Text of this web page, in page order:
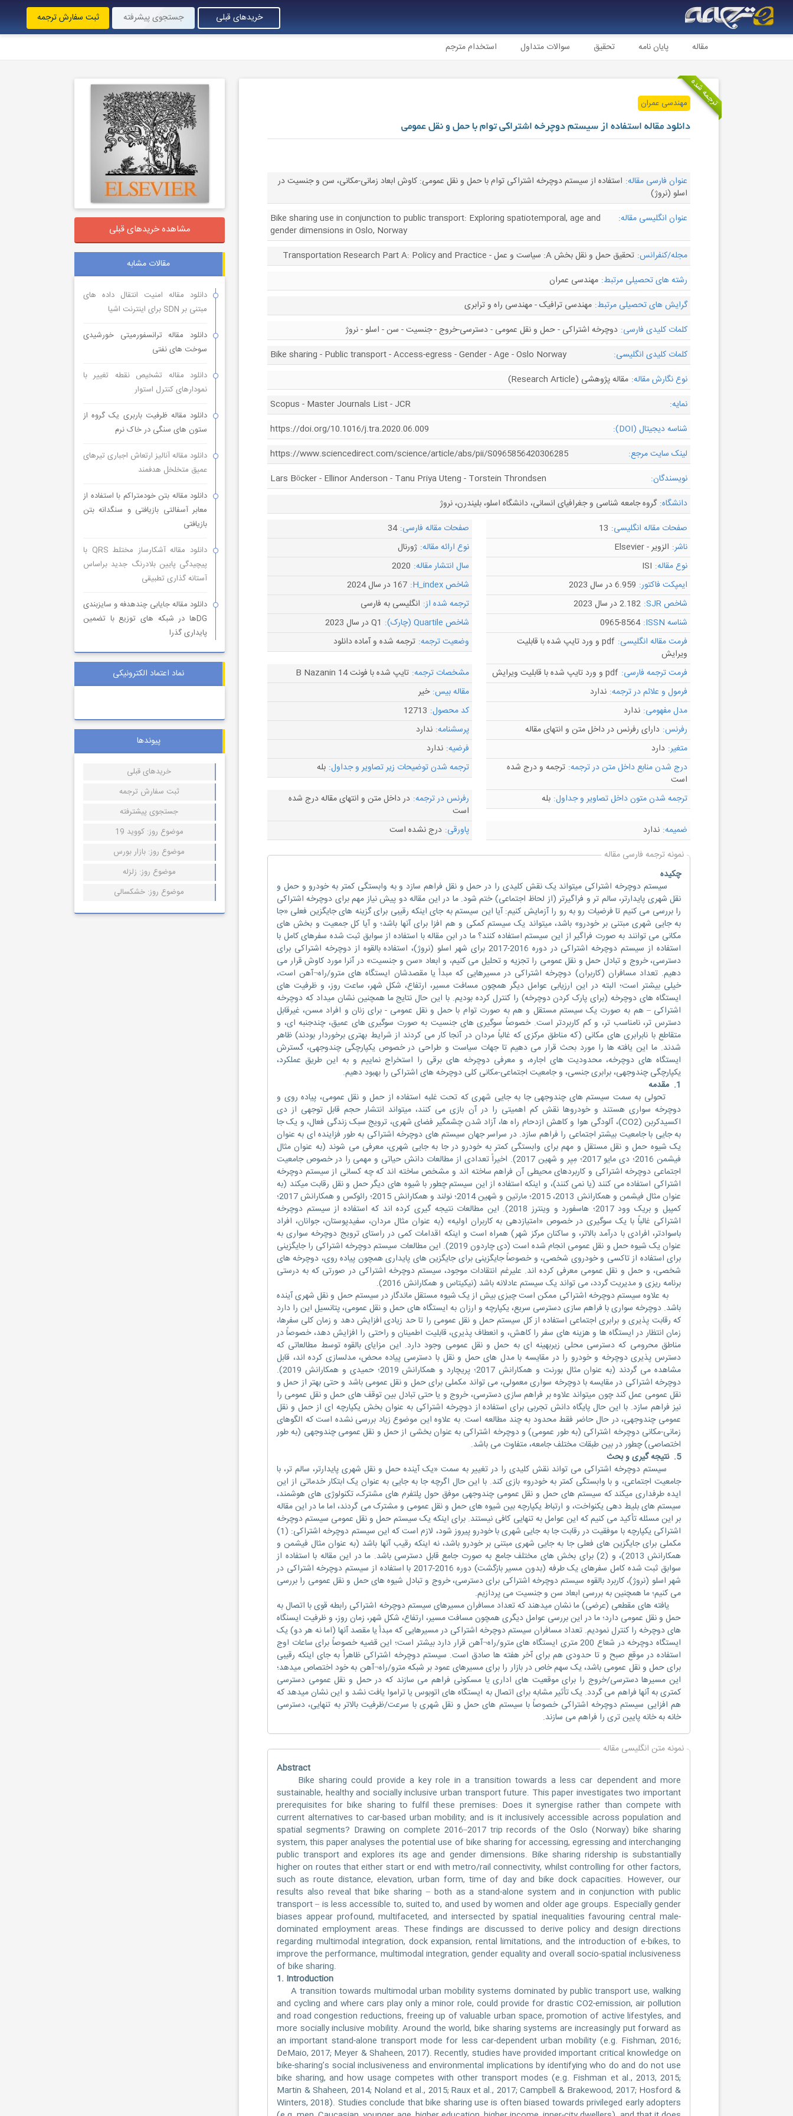
خریدهای قبلی جستجوی پیشرفته ثبت سفارش ترجمه
مقاله پایان نامه تحقیق سوالات متداول استخدام مترجم
ترجمه شدهمهندسی عمران
دانلود مقاله استفاده از سیستم دوچرخه اشتراکی توام با حمل و نقل عمومی
عنوان فارسی مقاله: استفاده از سیستم دوچرخه اشتراکی توام با حمل و نقل عمومی: کاوش ابعاد زمانی-مکانی، سن و جنسیت در
اسلو (نروژ)
عنوان انگلیسی مقاله:
Bike sharing use in conjunction to public transport: Exploring spatiotemporal, age and
gender dimensions in Oslo, Norway
مجله/کنفرانس: تحقیق حمل و نقل بخش A: سیاست و عمل - Transportation Research Part A: Policy and Practice
رشته های تحصیلی مرتبط: مهندسی عمران
گرایش های تحصیلی مرتبط: مهندسی ترافیک - مهندسی راه و ترابری
کلمات کلیدی فارسی: دوچرخه اشتراکی - حمل و نقل عمومی - دسترسی-خروج - جنسیت - سن - اسلو - نروژ
کلمات کلیدی انگلیسی:
Bike sharing - Public transport - Access-egress - Gender - Age - Oslo Norway
نوع نگارش مقاله: مقاله پژوهشی (Research Article)
نمایه:
Scopus - Master Journals List - JCR
شناسه دیجیتال (DOI):
https://doi.org/10.1016/j.tra.2020.06.009
لینک سایت مرجع:
https://www.sciencedirect.com/science/article/abs/pii/S0965856420306285
نویسندگان:
Lars Böcker - Ellinor Anderson - Tanu Priya Uteng - Torstein Throndsen
دانشگاه: گروه جامعه شناسی و جغرافیای انسانی، دانشگاه اسلو، بلیندرن، نروژ
صفحات مقاله انگلیسی: 13 صفحات مقاله فارسی: 34
ناشر: الزویر - Elsevier نوع ارائه مقاله: ژورنال
نوع مقاله: ISI سال انتشار مقاله: 2020
ایمپکت فاکتور: 6.959 در سال 2023 شاخص H_index:
167 در سال 2024
شاخص SJR:
2.182 در سال 2023 ترجمه شده از: انگلیسی به فارسی
شناسه ISSN:
0965-8564 شاخص Quartile (چارک):
Q1 در سال 2023
فرمت مقاله انگلیسی:
pdf و ورد تایپ شده با قابلیت
ویرایش
وضعیت ترجمه: ترجمه شده و آماده دانلود
فرمت ترجمه فارسی: pdf و ورد تایپ شده با قابلیت ویرایش مشخصات ترجمه: تایپ شده با فونت B Nazanin 14
فرمول و علائم در ترجمه: ندارد مقاله بیس: خیر
مدل مفهومی: ندارد کد محصول: 12713
رفرنس: دارای رفرنس در داخل متن و انتهای مقاله پرسشنامه: ندارد
متغیر: دارد فرضیه: ندارد
درج شدن منابع داخل متن در ترجمه: ترجمه و درج شده
است
ترجمه شدن توضیحات زیر تصاویر و جداول: بله
ترجمه شدن متون داخل تصاویر و جداول: بله رفرنس در ترجمه: در داخل متن و انتهای مقاله درج شده
است
ضمیمه: ندارد پاورقی: درج نشده است
نمونه ترجمه فارسی مقاله
چکیده
سیستم دوچرخه اشتراکی میتواند یک نقش کلیدی را در حمل و نقل فراهم سازد و به وابستگی کمتر به خودرو و حمل و
نقل شهری پایدارتر، سالم تر و فراگیرتر (از لحاظ اجتماعی) ختم شود. ما در این مقاله دو پیش نیاز مهم برای دوچرخه اشتراکی
را بررسی می کنیم تا فرضیات رو به رو را آزمایش کنیم: آیا این سیستم به جای اینکه رقیبی برای گزینه های جایگزین فعلی «جا
به جایی شهری مبتنی بر خودرو» باشد، میتواند یک سیستم کمکی و هم افزا برای آنها باشد؛ و آیا کل جمعیت و بخش های
مکانی می توانند به صورت فراگیر از این سیستم استفاده کنند؟ ما در ابن مقاله با استفاده از سوابق ثبت شده سفرهای کامل با
استفاده از سیستم دوچرخه اشتراکی در دوره 2016-2017 برای شهر اسلو (نروژ)، استفاده بالقوه از دوچرخه اشتراکی برای
دسترسی، خروج و تبادل حمل و نقل عمومی را تجزیه و تحلیل می کنیم، و ابعاد «سن و جنسیت» در آنرا مورد کاوش قرار می
دهیم. تعداد مسافران (کاربران) دوچرخه اشتراکی در مسیرهایی که مبدأ یا مقصدشان ایستگاه های مترو/راه¬آهن است،
خیلی بیشتر است؛ البته در این ارزیابی عوامل دیگر همچون مسافت مسیر، ارتفاع، شکل شهر، ساعت روز، و ظرفیت های
ایستگاه های دوچرخه (برای پارک کردن دوچرخه) را کنترل کرده بودیم. با این حال نتایج ما همچنین نشان میداد که دوچرخه
اشتراکی – هم به صورت یک سیستم مستقل و هم به صورت توام با حمل و نقل عمومی - برای زنان و افراد مسن، غیرقابل
دسترس تر، نامناسب تر، و کم کاربردتر است. خصوصاً سوگیری های جنسیت به صورت سوگیری های عمیق، چندجنبه ای، و
متقاطع با نابرابری های مکانی (که مناطق مرکزی که غالباً مردان در آنجا کار می کردند از شرایط بهتری برخوردار بودند) ظاهر
شدند. ما این یافته ها را مورد بحث قرار می دهیم تا جهات سیاست و طراحی در خصوص یکپارچگی چندوجهی، گسترش
ایستگاه های دوچرخه، محدودیت های اجاره، و معرفی دوچرخه های برقی را استخراج نماییم و به این طریق عملکرد،
یکپارچگی چندوجهی، برابری جنسی، و جامعیت اجتماعی-مکانی کلی دوچرخه های اشتراکی را بهبود دهیم.
1. مقدمه
تحولی به سمت سیستم های چندوجهی جا به جایی شهری که تحت غلبه استفاده از حمل و نقل عمومی، پیاده روی و
دوچرخه سواری هستند و خودروها نقش کم اهمیتی را در آن بازی می کنند، میتواند انتشار حجم قابل توجهی از دی
اکسیدکربن (CO2)، آلودگی هوا و کاهش ازدحام راه ها، آزاد شدن چشمگیر فضای شهری، ترویج سبک زندگی فعال، و یک جا
به جایی با جامعیت بیشتر اجتماعی را فراهم سازد. در سراسر جهان سیستم های دوچرخه اشتراکی به طور فزاینده ای به عنوان
یک شیوه حمل و نقل مستقل و مهم برای وابستگی کمتر به خودرو در جا به جایی شهری، معرفی می شوند (به عنوان مثال
فیشمن 2016؛ دی مایو 2017؛ مِیِر و شهین 2017). اخیراً تعدادی از مطالعات دانش حیاتی و مهمی را در خصوص جامعیت
اجتماعی دوچرخه اشتراکی و کاربردهای محیطی آن فراهم ساخته اند و مشخص ساخته اند که چه کسانی از سیستم دوچرخه
اشتراکی استفاده می کنند (یا نمی کنند)، و اینکه استفاده از این سیستم چطور با شیوه های دیگر حمل و نقل رقابت میکند (به
عنوان مثال فیشمن و همکارانش 2013، 2015؛ مارتین و شهین 2014؛ نولند و همکارانش 2015؛ رائوکس و همکارانش 2017؛
کمپبل و بریک وود 2017؛ هاسفورد و وینترز 2018). این مطالعات نتیجه گیری کرده اند که استفاده از سیستم دوچرخه
اشتراکی غالباً با یک سوگیری در خصوص «امتیازدهی به کاربران اولیه» (به عنوان مثال مردان، سفیدپوستان، جوانان، افراد
باسوادتر، افرادی با درآمد بالاتر، و ساکنان مرکز شهر) همراه است و اینکه اقدامات کمی در راستای ترویج دوچرخه سواری به
عنوان یک شیوه حمل و نقل عمومی انجام شده است (دی چاردون 2019). این مطالعات سیستم دوچرخه اشتراکی را جایگزینی
برای استفاده از تاکسی و خودروی شخصی، و خصوصاً جایگزینی برای جایگزین های پایداری همچون پیاده روی، دوچرخه های
شخصی، و حمل و نقل عمومی معرفی کرده اند. علیرغم انتقادات موجود، سیستم دوچرخه اشتراکی در صورتی که به درستی
برنامه ریزی و مدیریت گردد، می تواند یک سیستم عادلانه باشد (نیکیتاس و همکارانش 2016).
به علاوه سیستم دوچرخه اشتراکی ممکن است چیزی بیش از یک شیوه مستقل ماندگار در سیستم حمل و نقل شهری آینده
باشد. دوچرخه سواری با فراهم سازی دسترسی سریع، یکپارچه و ارزان به ایستگاه های حمل و نقل عمومی، پتانسیل این را دارد
که رقابت پذیری و برابری اجتماعی استفاده از کل سیستم حمل و نقل عمومی را تا حد زیادی افزایش دهد و زمان کلی سفرها،
زمان انتظار در ایستگاه ها و هزینه های سفر را کاهش، و انعطاف پذیری، قابلیت اطمینان و راحتی را افزایش دهد، خصوصاً در
مناطق محرومی که دسترسی محلی زیربهینه ای به حمل و نقل عمومی وجود دارد. این مزایای بالقوه توسط مطالعاتی که
دسترس پذیری دوچرخه و خودرو را در مقایسه با مدل های حمل و نقل با دسترسی پیاده محض، مدلسازی کرده اند، قابل
مشاهده می گردند (به عنوان مثال بورنت و همکارانش 2017؛ پریچارد و همکارانش 2019؛ حمیدی و همکارانش 2019).
دوچرخه اشتراکی در مقایسه با دوچرخه سواری معمولی، می تواند مکملی برای حمل و نقل عمومی باشد و حتی بهتر از حمل و
نقل عمومی عمل کند چون میتواند علاوه بر فراهم سازی دسترسی، خروج و یا حتی تبادل بین توقف های حمل و نقل عمومی را
نیز فراهم سازد. با این حال پایگاه دانش تجربی برای استفاده از دوچرخه اشتراکی به عنوان بخش یکپارچه ای از حمل و نقل
عمومی چندوجهی، در حال حاضر فقط محدود به چند مطالعه است. به علاوه این موضوع زیاد بررسی نشده است که الگوهای
زمانی-مکانی دوچرخه اشتراکی (به طور عمومی) و دوچرخه اشتراکی به عنوان بخشی از حمل و نقل عمومی چندوجهی (به طور
اختصاصی) چطور در بین طبقات مختلف جامعه، متفاوت می باشد.
5. نتیجه گیری و بحث
سیستم دوچرخه اشتراکی می تواند نقش کلیدی را در تغییر به سمت «یک آینده حمل و نقل شهری پایدارتر، سالم تر، با
جامعیت اجتماعی، و با وابستگی کمتر به خودرو» بازی کند. با این حال اگرچه جا به جایی به عنوان یک ابتکار خدماتی از این
ایده طرفداری میکند که سیستم های حمل و نقل عمومی چندوجهی موفق حول پلتفرم های مشترک، تکنولوژی های هوشمند،
سیستم های بلیط دهی یکنواخت، و ارتباط یکپارچه بین شیوه های حمل و نقل عمومی و مشترک می گردند، اما ما در این مقاله
بر این مسئله تأکید می کنیم که این عوامل به تنهایی کافی نیستند. برای اینکه یک سیستم حمل و نقل عمومی سیستم دوچرخه
اشتراکی یکپارچه با موفقیت در رقابت جا به جایی شهری با خودرو پیروز شود، لازم است که این سیستم دوچرخه اشتراکی: (1)
مکملی برای جایگزین های فعلی جا به جایی شهری مبتنی بر خودرو باشد، نه اینکه رقیب آنها باشد (به عنوان مثال فیشمن و
همکارانش 2013)، و (2) برای بخش های مختلف جامع به صورت جامع قابل دسترسی باشد. ما در این مقاله با استفاده از
سوابق ثبت شده کامل سفرهای یک طرفه (بدون مسیر بازگشت) دوره 2016-2017 با استفاده از سیستم دوچرخه اشتراکی در
شهر اسلو (نروژ)، کاربرد بالقوه سیستم دوچرخه اشتراکی برای دسترسی، خروج و تبادل شیوه های حمل و نقل عمومی را بررسی
می کنیم؛ ما همچنین به بررسی ابعاد سن و جنسیت می پردازیم.
یافته های مقطعی (عرضی) ما نشان میدهند که تعداد مسافران مسیرهای سیستم دوچرخه اشتراکی رابطه قوی با اتصال به
حمل و نقل عمومی دارد؛ ما در این بررسی عوامل دیگری همچون مسافت مسیر، ارتفاع، شکل شهر، زمان روز، و ظرفیت ایسنگاه
های دوچرخه را کنترل نمودیم. تعداد مسافران سیستم دوچرخه اشتراکی در مسیرهایی که مبدأ یا مقصد آنها (اما نه هر دو) یک
ایستگاه دوچرخه در شعاع 200 متری ایستگاه های مترو/راه¬آهن قرار دارد بیشتر است؛ این قضیه خصوصاً برای ساعات اوج
استفاده در موقع صبح و تا حدودی هم برای آخر هفته ها صادق است. سیستم دوچرخه اشتراکی ظاهراً به جای اینکه رقیبی
برای حمل و نقل عمومی باشد، یک سهم خاص در بازار را برای مسیرهای عمود بر شبکه مترو/راه¬آهن به خود اختصاص میدهد؛
این مسیرها دسترسی/خروج را برای موقعیت های اداری یا مسکونی فراهم می سازند که در حمل و نقل عمومی دسترسی
کمتری به آنها فراهم می گردد. یک تأثیر مشابه برای اتصال به ایستگاه های اتوبوس یا تراموا یافت نشد و این نشان میدهد که
هم افزایی سیستم دوچرخه اشتراکی خصوصاً با سیستم های حمل و نقل شهری با سرعت/ظرفیت بالاتر به تنهایی، دسترسی
خانه به خانه پایین تری را فراهم می سازند.
نمونه متن انگلیسی مقاله
Abstract
Bike sharing could provide a key role in a transition towards a less car dependent and more
sustainable, healthy and socially inclusive urban transport future. This paper investigates two important
prerequisites for bike sharing to fulfil these premises: Does it synergise rather than compete with
current alternatives to car-based urban mobility; and is it inclusively accessible across population and
spatial segments? Drawing on complete 2016–2017 trip records of the Oslo (Norway) bike sharing
system, this paper analyses the potential use of bike sharing for accessing, egressing and interchanging
public transport and explores its age and gender dimensions. Bike sharing ridership is substantially
higher on routes that either start or end with metro/rail connectivity, whilst controlling for other factors,
such as route distance, elevation, urban form, time of day and bike dock capacities. However, our
results also reveal that bike sharing – both as a stand-alone system and in conjunction with public
transport – is less accessible to, suited to, and used by women and older age groups. Especially gender
biases appear profound, multifaceted, and intersected by spatial inequalities favouring central male-
dominated employment areas. These findings are discussed to derive policy and design directions
regarding multimodal integration, dock expansion, rental limitations, and the introduction of e-bikes, to
improve the performance, multimodal integration, gender equality and overall socio-spatial inclusiveness
of bike sharing.
1. Introduction
A transition towards multimodal urban mobility systems dominated by public transport use, walking
and cycling and where cars play only a minor role, could provide for drastic CO2-emission, air pollution
and road congestion reductions, freeing up of valuable urban space, promotion of active lifestyles, and
more socially inclusive mobility. Around the world, bike sharing systems are increasingly put forward as
an important stand-alone transport mode for less car-dependent urban mobility (e.g. Fishman, 2016;
DeMaio, 2017; Meyer & Shaheen, 2017). Recently, studies have provided important critical knowledge on
bike-sharing’s social inclusiveness and environmental implications by identifying who do and do not use
bike sharing, and how usage competes with other transport modes (e.g. Fishman et al., 2013, 2015;
Martin & Shaheen, 2014; Noland et al., 2015; Raux et al., 2017; Campbell & Brakewood, 2017; Hosford &
Winters, 2018). Studies conclude that bike sharing use is often biased towards privileged early adopters
مشاهده خریدهای قبلی
مقالات مشابه
دانلود مقاله امنیت انتقال داده های
مبتنی بر SDN برای اینترنت اشیا
دانلود مقاله ترانسفورمیتی خورشیدی
سوخت های نفتی
دانلود مقاله تشخیص نقطه تغییر با
نمودارهای کنترل استوار
دانلود مقاله ظرفیت باربری یک گروه از
ستون های سنگی در خاک نرم
دانلود مقاله آنالیز ارتعاش اجباری تیرهای
عمیق متخلخل هدفمند
دانلود مقاله بتن خودمتراکم با استفاده از
معابر آسفالتی بازیافتی و سنگدانه بتن
بازیافتی
دانلود مقاله آشکارساز مختلط QRS با
پیچیدگی پایین بلادرنگ جدید براساس
آستانه گذاری تطبیقی
دانلود مقاله جایابی چندهدفه و سایزبندی
DGها در شبکه های توزیع با تضمین
پایداری گذرا
نماد اعتماد الکترونیکی
پیوندها
خریدهای قبلی
ثبت سفارش ترجمه
جستجوی پیشترفته
موضوع روز: کووید 19
موضوع روز: بازار بورس
موضوع روز: زلزله
موضوع روز: خشکسالی